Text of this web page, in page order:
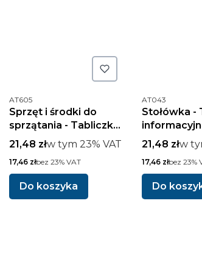
Kod produktu
AT605
Sprzęt i środki do
sprzątania - Tabliczka
informacyjna
Cena brutto
21,48 złw tym %s VAT
w tym 23% VAT
Cena netto
17,46 złbez 23% VAT
Do koszyka
Kod produktu
AT043
Stołówka -
Cena brutto
21,48 złw
w
Cena netto
17,46 złbez 23%
Do